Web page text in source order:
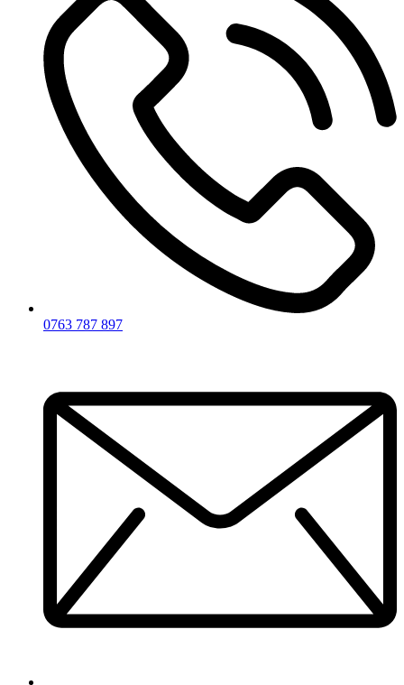
0763 787 897